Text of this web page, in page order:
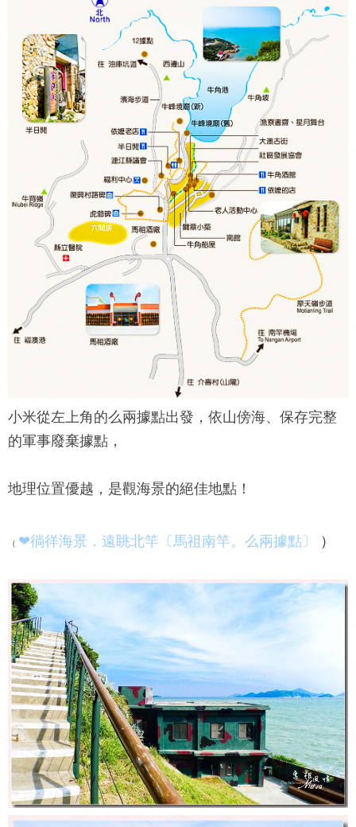
小米從左上角的么兩據點出發，依山傍海、保存完整
的軍事廢棄據點，
地理位置優越，是觀海景的絕佳地點！
（ ❤徜徉海景．遠眺北竿〔馬祖南竿。么兩據點〕 ）